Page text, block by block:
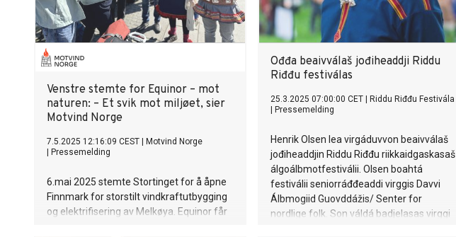
Venstre stemte for Equinor – mot
naturen: – Et svik mot miljøet, sier
Motvind Norge
7.5.2025 12:16:09 CEST
Motvind Norge
Pressemelding
6.mai 2025 stemte Stortinget for å åpne
Finnmark for storstilt vindkraftutbygging
og elektrifisering av Melkøya. Equinor får
Ođđa beaivválaš jođiheaddji Riddu
Riđđu festiválas
25.3.2025 07:00:00 CET
Riddu Riđđu Festivála
Pressemelding
Henrik Olsen lea virgáduvvon beaivválaš
jođiheaddjin Riddu Riđđu riikkaidgaskasaš
álgoálbmotfestiválii. Olsen boahtá
festiválii seniorráđđeaddi virggis Davvi
Álbmogiid Guovddážis/ Senter for
nordlige folk. Son váldá badjelasas virggi